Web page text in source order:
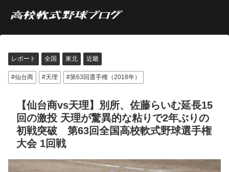
レポート 全国 東北 近畿
仙台商 天理 第63回選手権（2018年）
【仙台商vs天理】別所、佐藤らいむ延長15
回の激投 天理が驚異的な粘りで2年ぶりの
初戦突破 第63回全国高校軟式野球選手権
大会 1回戦